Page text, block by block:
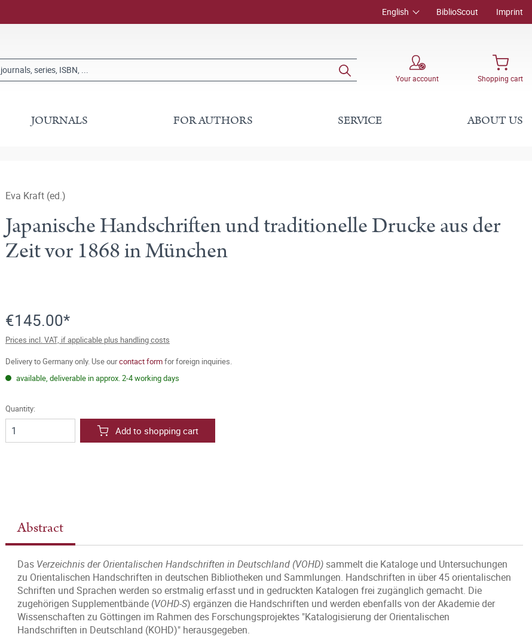
English BiblioScout Imprint
Your account Shopping cart
JOURNALS FOR AUTHORS SERVICE ABOUT US
Eva Kraft (ed.)
Japanische Handschriften und traditionelle Drucke aus der
Zeit vor 1868 in München
€145.00*
Prices incl. VAT, if applicable plus handling costs
Delivery to Germany only. Use ourcontact formfor foreign inquiries.
available, deliverable in approx. 2-4 working days
Quantity:
Add to shopping cart
Abstract
Das Verzeichnis der Orientalischen Handschriften in Deutschland (VOHD) sammelt die Kataloge und Untersuchungen
zu Orientalischen Handschriften in deutschen Bibliotheken und Sammlungen. Handschriften in über 45 orientalischen
Schriften und Sprachen werden so erstmalig erfasst und in gedruckten Katalogen frei zugänglich gemacht. Die
zugehörigen Supplementbände (VOHD-S) ergänzen die Handschriften und werden ebenfalls von der Akademie der
Wissenschaften zu Göttingen im Rahmen des Forschungsprojektes "Katalogisierung der Orientalischen
Handschriften in Deutschland (KOHD)" herausgegeben.